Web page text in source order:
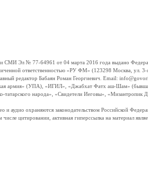
Эл № 77-64961 от 04 марта 2016 года выдано
ответственностью «РУ ФМ» (123298 Москва, ул.
редактор Бабаян Роман Георгиевич. Email:
армия» (УПА), «ИГИЛ», «Джабхат Фатх аш-Шам»
народа», «Свидетели Иеговы», «Мизантропик
аудио охраняются законодательством Российской
цитировании, активная гиперссылка на материал